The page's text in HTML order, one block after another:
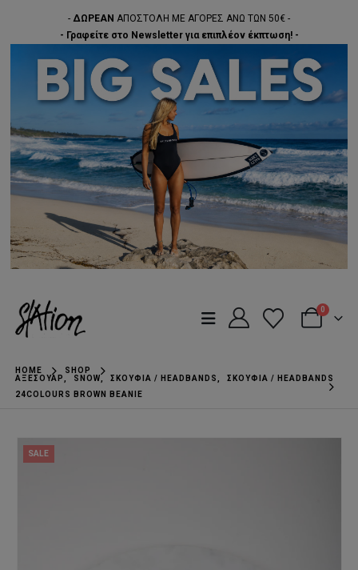
- ΔΩΡΕΑΝ ΑΠΟΣΤΟΛΗ ΜΕ ΑΓΟΡΕΣ ΑΝΩ ΤΩΝ 50€ -
- Γραφείτε στο Newsletter για επιπλέον έκπτωση! -
0
HOME
SHOP
ΑΞΕΣΟΥΆΡ, SNOW, ΣΚΟΎΦΙΑ / HEADBANDS,
ΣΚΟΎΦΙΑ / HEADBANDS
24COLOURS BROWN BEANIE
SALE